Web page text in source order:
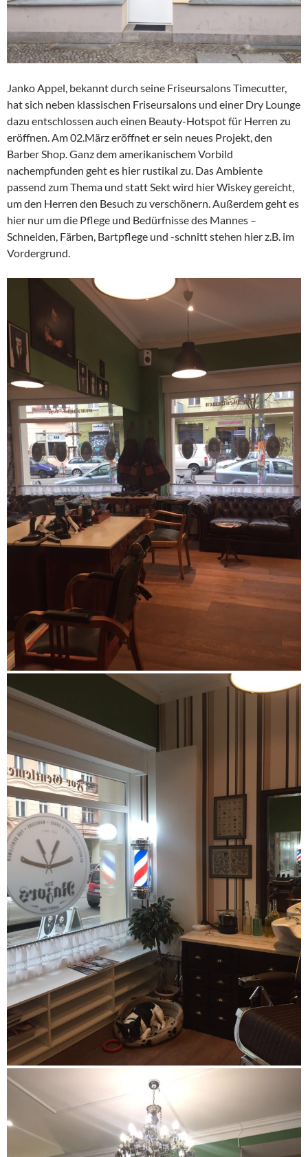
Janko Appel, bekannt durch seine Friseursalons Timecutter,
hat sich neben klassischen Friseursalons und einer Dry Lounge
dazu entschlossen auch einen Beauty-Hotspot für Herren zu
eröffnen. Am 02.März eröffnet er sein neues Projekt, den
Barber Shop. Ganz dem amerikanischem Vorbild
nachempfunden geht es hier rustikal zu. Das Ambiente
passend zum Thema und statt Sekt wird hier Wiskey gereicht,
um den Herren den Besuch zu verschönern. Außerdem geht es
hier nur um die Pflege und Bedürfnisse des Mannes –
Schneiden, Färben, Bartpflege und -schnitt stehen hier z.B. im
Vordergrund.